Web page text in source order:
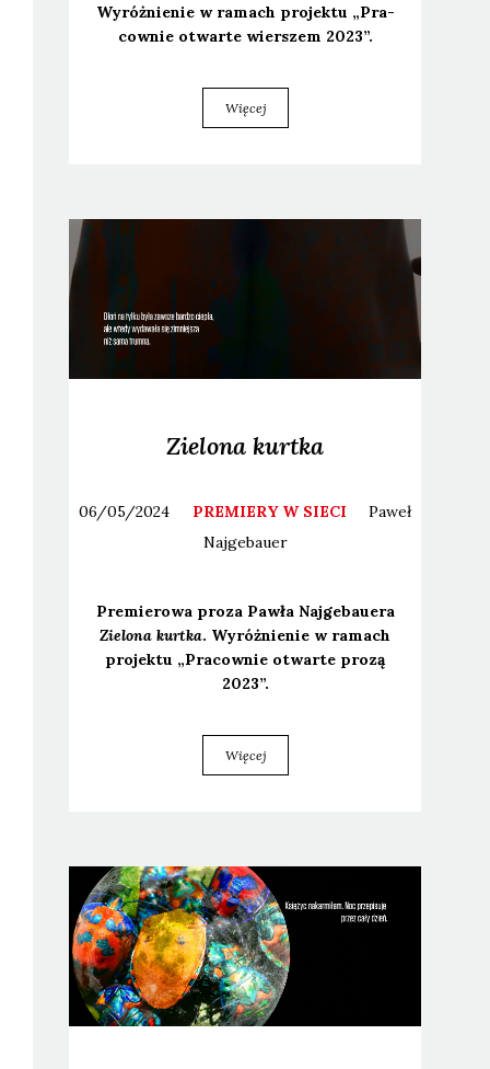
Wyróż­nie­nie w ramach pro­jek­tu „Pra­
cow­nie otwar­te wier­szem 2023”.
Więcej
Zielona kurtka
06/05/2024 PREMIERY W SIECI
Paweł
Najgebauer
Pre­mie­ro­wa pro­za Paw­ła Naj­ge­bau­era
Zie­lo­na kurt­ka. Wyróż­nie­nie w ramach
pro­jek­tu „Pra­cow­nie otwar­te pro­zą
2023”.
Więcej